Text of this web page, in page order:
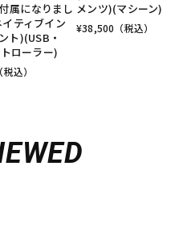
属になりまし
ティブイン
ト)(USB・
ローラー)
（税込）
メンツ)(マシーン)
¥38,500 （税込）